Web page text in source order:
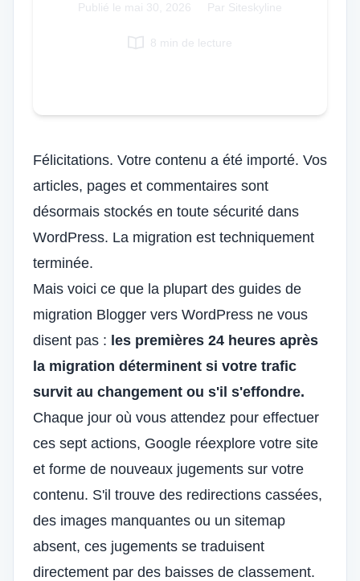
Danish
Publié le mai 30, 2026 Par Siteskyline
8 min de lecture
Félicitations. Votre contenu a été importé. Vos
articles, pages et commentaires sont
désormais stockés en toute sécurité dans
WordPress. La migration est techniquement
terminée.
Mais voici ce que la plupart des guides de
migration Blogger vers WordPress ne vous
disent pas : les premières 24 heures après
la migration déterminent si votre trafic
survit au changement ou s'il s'effondre.
Chaque jour où vous attendez pour effectuer
ces sept actions, Google réexplore votre site
et forme de nouveaux jugements sur votre
contenu. S'il trouve des redirections cassées,
des images manquantes ou un sitemap
absent, ces jugements se traduisent
directement par des baisses de classement.